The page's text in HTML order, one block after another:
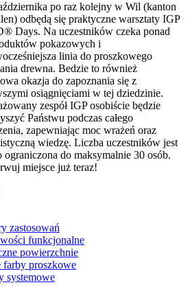
po raz kolejny w Wil (kanton
odbędą się praktyczne warsztaty IGP
Days. Na uczestników czeka ponad
pokazowych i
linia do proszkowego
drewna. Bedzie to również
okazja do zapoznania się z
osiągnięciami w tej dziedzinie.
zespół IGP osobiście będzie
Państwu podczas całego
zapewniając moc wrażeń oraz
wiedzę. Liczba uczestników jest
ograniczona do maksymalnie 30 osób.
miejsce już teraz!
zastosowań
funkcjonalne
powierzchnie
farby proszkowe
systemowe